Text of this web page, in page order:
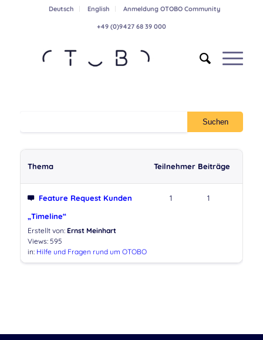
Deutsch English Anmeldung OTOBO Community
+49 (0)9427 68 39 000
Thema Teilnehmer Beiträge
Feature Request Kunden
„Timeline“
Erstellt von: Ernst Meinhart
Views: 595
in: Hilfe und Fragen rund um OTOBO
1 1